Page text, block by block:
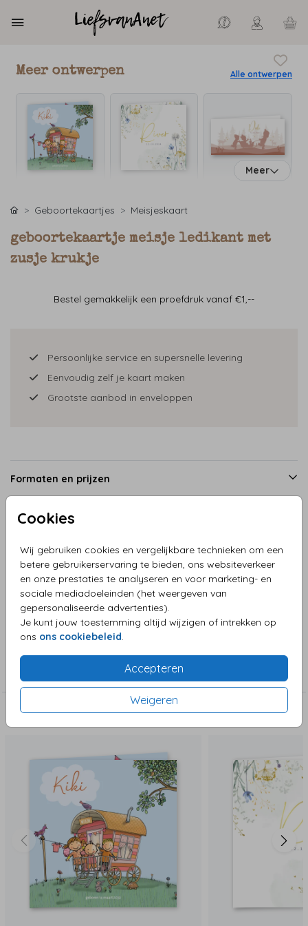
Cookies
Wij gebruiken cookies en vergelijkbare technieken om een
betere gebruikerservaring te bieden, ons websiteverkeer
en onze prestaties te analyseren en voor marketing- en
sociale mediadoeleinden (het weergeven van
gepersonaliseerde advertenties).
Je kunt jouw toestemming altijd wijzigen of intrekken op
ons ons cookiebeleid.
Accepteren
Weigeren
Meer ontwerpen Alle ontwerpen
Meer
Geboortekaartjes Meisjeskaart
geboortekaartje meisje ledikant met
zusje krukje
Bestel gemakkelijk een proefdruk vanaf €1,--
Persoonlijke service en supersnelle levering
Eenvoudig zelf je kaart maken
Grootste aanbod in enveloppen
Formaten en prijzen
Omschrijving
Geboortekaartje meisje in ledikant met zusje op krukje,
lieve knuffels maken het af.